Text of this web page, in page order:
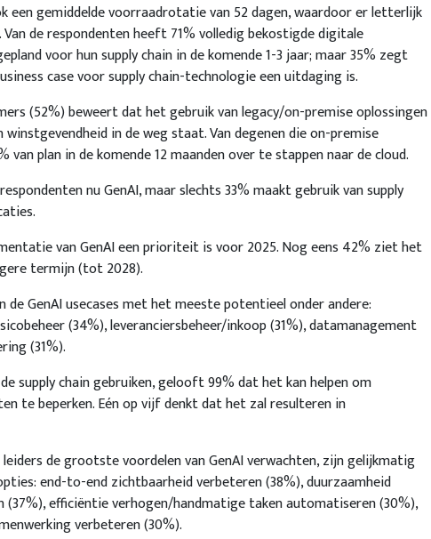
een gemiddelde voorraadrotatie van 52 dagen, waardoor er letterlijk
de respondenten heeft 71% volledig bekostigde digitale
voor hun supply chain in de komende 1-3 jaar; maar 35% zegt
case voor supply chain-technologie een uitdaging is.
(52%) beweert dat het gebruik van legacy/on-premise oplossingen
in de weg staat. Van degenen die on-premise
van plan in de komende 12 maanden over te stappen naar de cloud.
nu GenAI, maar slechts 33% maakt gebruik van supply
van GenAI een prioriteit is voor 2025. Nog eens 42% ziet het
termijn (tot 2028).
de GenAI usecases met het meeste potentieel onder andere:
(34%), leveranciersbeheer/inkoop (31%), datamanagement
(31%).
supply chain gebruiken, gelooft 99% dat het kan helpen om
te beperken. Eén op vijf denkt dat het zal resulteren in
de grootste voordelen van GenAI verwachten, zijn gelijkmatig
end-to-end zichtbaarheid verbeteren (38%), duurzaamheid
efficiëntie verhogen/handmatige taken automatiseren (30%),
verbeteren (30%).